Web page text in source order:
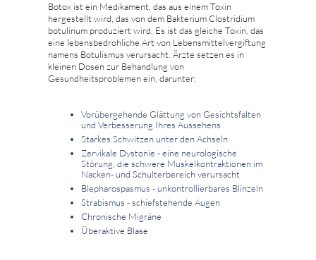
Botox ist ein Medikament, das aus einem Toxin
hergestellt wird, das von dem Bakterium Clostridium
botulinum produziert wird. Es ist das gleiche Toxin, das
eine lebensbedrohliche Art von Lebensmittelvergiftung
namens Botulismus verursacht. Ärzte setzen es in
kleinen Dosen zur Behandlung von
Gesundheitsproblemen ein, darunter:
Vorübergehende Glättung von Gesichtsfalten
und Verbesserung Ihres Aussehens
Starkes Schwitzen unter den Achseln
Zervikale Dystonie - eine neurologische
Störung, die schwere Muskelkontraktionen im
Nacken- und Schulterbereich verursacht
Blepharospasmus - unkontrollierbares Blinzeln
Strabismus - schiefstehende Augen
Chronische Migräne
Überaktive Blase